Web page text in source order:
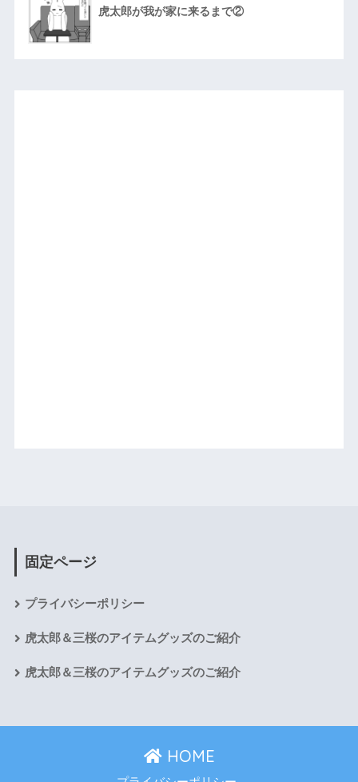
虎太郎が我が家に来るまで②
固定ページ
プライバシーポリシー
虎太郎＆三桜のアイテムグッズのご紹介
虎太郎＆三桜のアイテムグッズのご紹介
HOME